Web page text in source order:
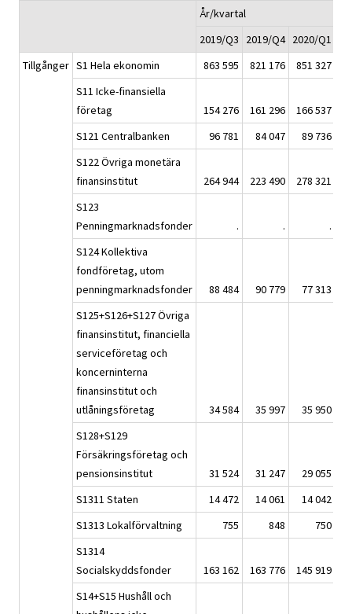
År/kvartal
2019/Q3
2019/Q4 2020/Q1
Tillgånger S1 Hela ekonomin 863 595 821 176 851 327
S11 Icke-finansiella
företag
154 276 161 296 166 537
S121 Centralbanken
96 781 84 047 89 736
S122 Övriga monetära
finansinstitut
264 944 223 490 278 321
S123
Penningmarknadsfonder
. .
.
S124 Kollektiva
fondföretag, utom
penningmarknadsfonder
88 484 90 779 77 313
S125+S126+S127 Övriga
finansinstitut, financiella
serviceföretag och
koncerninterna
finansinstitut och
utlåningsföretag
34 584 35 997 35 950
S128+S129
Försäkringsföretag och
pensionsinstitut
31 524 31 247 29 055
S1311 Staten
14 472 14 061 14 042
S1313 Lokalförvaltning
755 848
750
S1314
Socialskyddsfonder
163 162 163 776 145 919
S14+S15 Hushåll och